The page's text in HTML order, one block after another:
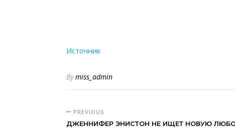
Источник
Bymiss_admin
PREVIOUS
ДЖЕННИФЕР ЭНИСТОН НЕ ИЩЕТ НОВУЮ